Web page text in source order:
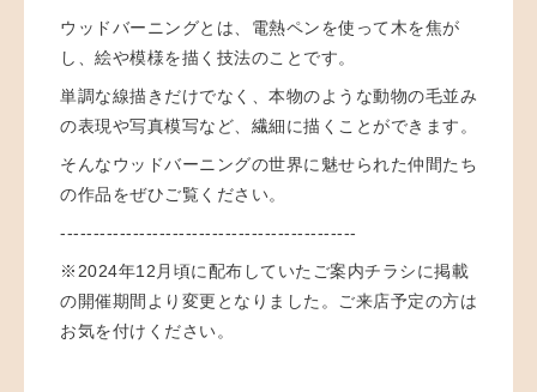
ウッドバーニングとは、電熱ペンを使って木を焦が
し、絵や模様を描く技法のことです。
単調な線描きだけでなく、本物のような動物の毛並み
の表現や写真模写など、繊細に描くことができます。
そんなウッドバーニングの世界に魅せられた仲間たち
の作品をぜひご覧ください。
---------------------------------------------
※2024年12月頃に配布していたご案内チラシに掲載
の開催期間より変更となりました。ご来店予定の方は
お気を付けください。